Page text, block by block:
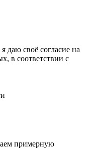
даю своё согласие на
в соответствии с
примерную